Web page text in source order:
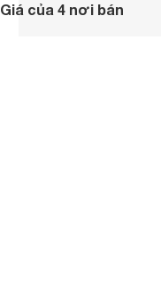
Giá của 4 nơi bán